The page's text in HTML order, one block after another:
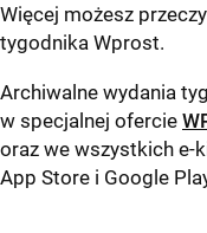
Więcej możesz
tygodnika Wprost.
Archiwalne wydania
w specjalnej ofercie
oraz we wszystkich e-
App Store i Google